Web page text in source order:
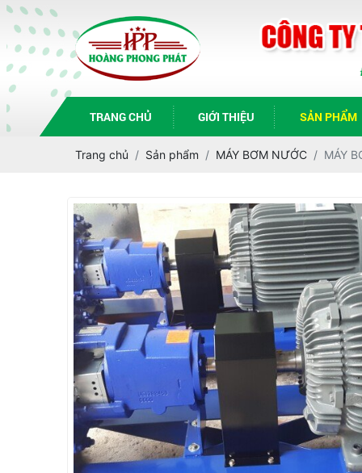
TRANG CHỦ GIỚI THIỆU SẢN PHẨM
Trang chủ Sản phẩm MÁY BƠM NƯỚC MÁY